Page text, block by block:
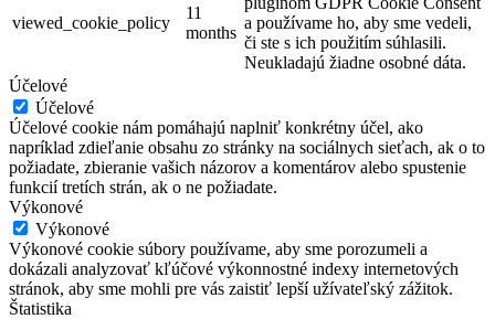
viewed_cookie_policy
11
months
a používame ho, aby sme vedeli,
či ste s ich použitím súhlasili.
Neukladajú žiadne osobné dáta.
Účelové
Účelové
Účelové cookie nám pomáhajú naplniť konkrétny účel, ako
napríklad zdieľanie obsahu zo stránky na sociálnych sieťach, ak o to
požiadate, zbieranie vašich názorov a komentárov alebo spustenie
funkcií tretích strán, ak o ne požiadate.
Výkonové
Výkonové
Výkonové cookie súbory používame, aby sme porozumeli a
dokázali analyzovať kľúčové výkonnostné indexy internetových
stránok, aby sme mohli pre vás zaistiť lepší užívateľský zážitok.
Štatistika